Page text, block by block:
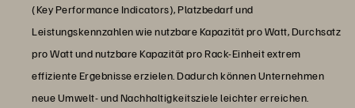
(Key Performance Indicators), Platzbedarf und
Leistungskennzahlen wie nutzbare Kapazität pro Watt, Durchsatz
pro Watt und nutzbare Kapazität pro Rack-Einheit extrem
effiziente Ergebnisse erzielen. Dadurch können Unternehmen
neue Umwelt- und Nachhaltigkeitsziele leichter erreichen.